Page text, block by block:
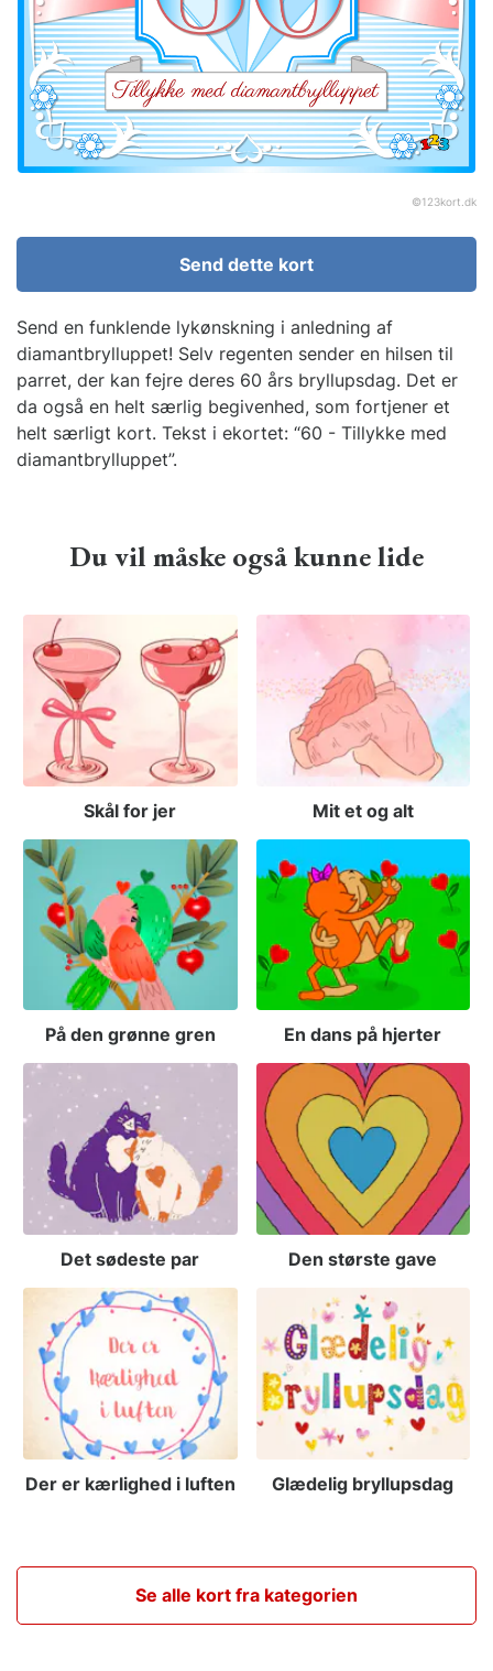
©123kort.dk
Send dette kort
Send en funklende lykønskning i anledning af
diamantbrylluppet! Selv regenten sender en hilsen til
parret, der kan fejre deres 60 års bryllupsdag. Det er
da også en helt særlig begivenhed, som fortjener et
helt særligt kort. Tekst i ekortet: “60 - Tillykke med
diamantbrylluppet”.
Du vil måske også kunne lide
Skål for jer Mit et og alt
På den grønne gren En dans på hjerter
Det sødeste par Den største gave
Der er kærlighed i luften Glædelig bryllupsdag
Se alle kort fra kategorien